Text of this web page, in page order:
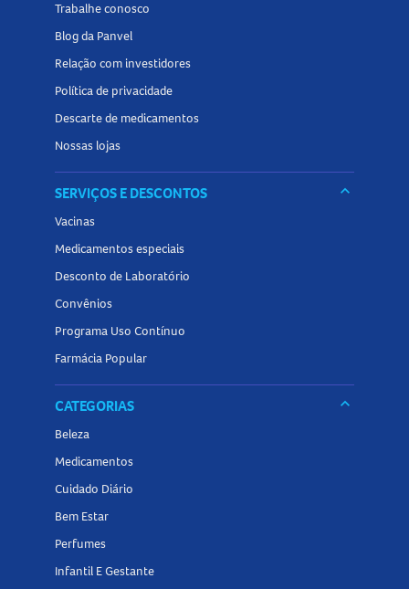
Para garantir a eficácia da proteção, siga rigorosamente o
modo de uso e a reaplicação indicada.
Tamanho do produto
200ml
Veja também opções de
pele sob o sol!
Trabalhe conosco
Blog da Panvel
Relação com investidores
Política de privacidade
Descarte de medicamentos
Nossas lojas
SERVIÇOS E DESCONTOS keyboard_arrow_down
Vacinas
Medicamentos especiais
Desconto de Laboratório
Convênios
Programa Uso Contínuo
Farmácia Popular
CATEGORIAS keyboard_arrow_down
Beleza
Medicamentos
Cuidado Diário
Bem Estar
Perfumes
Infantil E Gestante